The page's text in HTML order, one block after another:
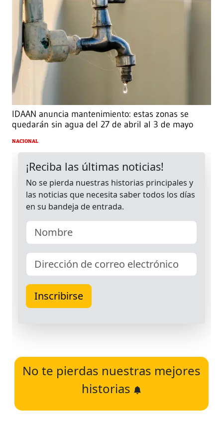
IDAAN anuncia mantenimiento: estas zonas se
quedarán sin agua del 27 de abril al 3 de mayo
NACIONAL
No te pierdas nuestras mejores
historias